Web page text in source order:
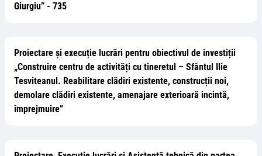
Giurgiu” - 735
Proiectare și execuție lucrări pentru obiectivul de investiții
„Construire centru de activități cu tineretul – Sfântul Ilie
Tesviteanul. Reabilitare clădiri existente, construcții noi,
demolare clădiri existente, amenajare exterioară incintă,
împrejmuire”